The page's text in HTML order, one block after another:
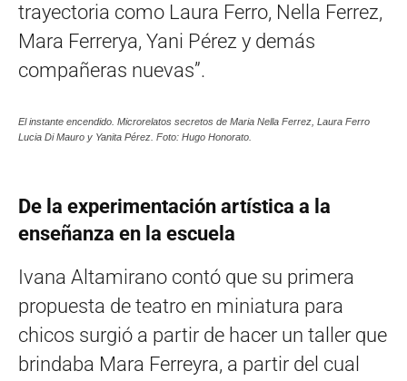
trayectoria como Laura Ferro, Nella Ferrez,
Mara Ferrerya, Yani Pérez y demás
compañeras nuevas”.
El instante encendido. Microrelatos secretos de Maria Nella Ferrez, Laura Ferro
Lucia Di Mauro y Yanita Pérez. Foto: Hugo Honorato.
De la experimentación artística a la
enseñanza en la escuela
Ivana Altamirano contó que su primera
propuesta de teatro en miniatura para
chicos surgió a partir de hacer un taller que
brindaba Mara Ferreyra, a partir del cual